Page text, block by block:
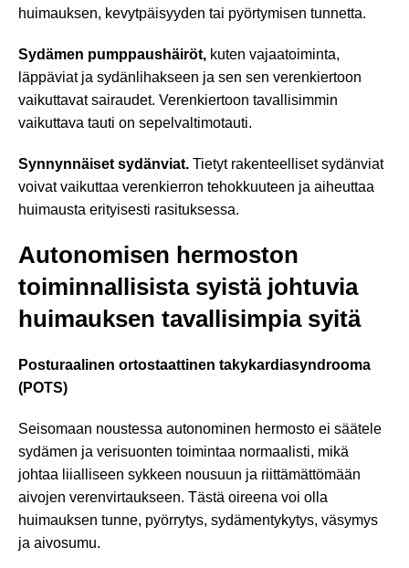
huimauksen, kevytpäisyyden tai pyörtymisen tunnetta.
Sydämen pumppaushäiröt, kuten vajaatoiminta,
läppäviat ja sydänlihakseen ja sen sen verenkiertoon
vaikuttavat sairaudet. Verenkiertoon tavallisimmin
vaikuttava tauti on sepelvaltimotauti.
Synnynnäiset sydänviat. Tietyt rakenteelliset sydänviat
voivat vaikuttaa verenkierron tehokkuuteen ja aiheuttaa
huimausta erityisesti rasituksessa.
Autonomisen hermoston
toiminnallisista syistä johtuvia
huimauksen tavallisimpia syitä
Posturaalinen ortostaattinen takykardiasyndrooma
(POTS)
Seisomaan noustessa autonominen hermosto ei säätele
sydämen ja verisuonten toimintaa normaalisti, mikä
johtaa liialliseen sykkeen nousuun ja riittämättömään
aivojen verenvirtaukseen. Tästä oireena voi olla
huimauksen tunne, pyörrytys, sydämentykytys, väsymys
ja aivosumu.